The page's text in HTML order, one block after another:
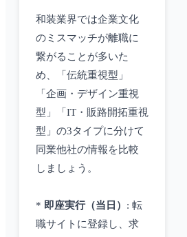
和装業界では企業文化
のミスマッチが離職に
繋がることが多いた
め、「伝統重視型」
「企画・デザイン重視
型」「IT・販路開拓重視
型」の3タイプに分けて
同業他社の情報を比較
しましょう。
* 即座実行（当日） : 転
職サイトに登録し、求